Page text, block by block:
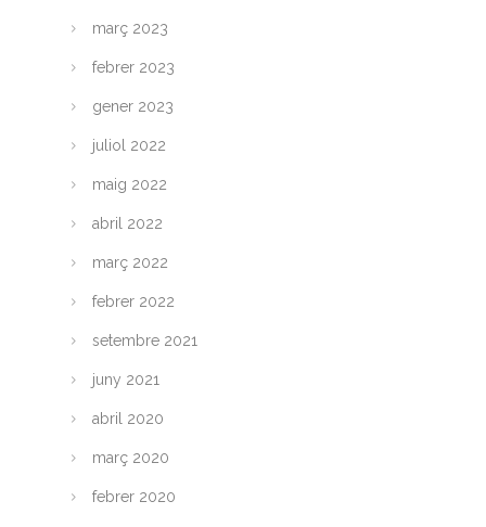
març 2023
febrer 2023
gener 2023
juliol 2022
maig 2022
abril 2022
març 2022
febrer 2022
setembre 2021
juny 2021
abril 2020
març 2020
febrer 2020